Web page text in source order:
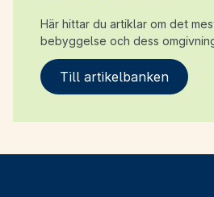
Här hittar du artiklar om det
bebyggelse och dess
Till artikelbanken